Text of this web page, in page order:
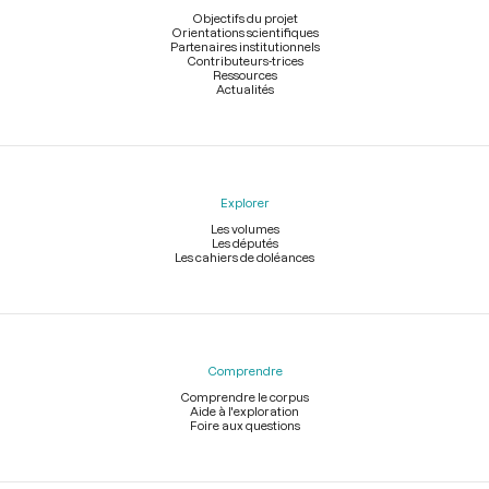
Objectifs du projet
Orientations scientifiques
Partenaires institutionnels
Contributeurs-trices
Ressources
Actualités
Explorer
Les volumes
Les députés
Les cahiers de doléances
Comprendre
Comprendre le corpus
Aide à l'exploration
Foire aux questions